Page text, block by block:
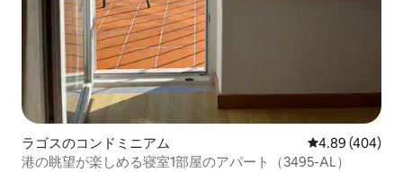
ラゴスのコンドミニアム レビュー404
4.89 (404)
港の眺望が楽しめる寝室1部屋のアパート（3495-AL）